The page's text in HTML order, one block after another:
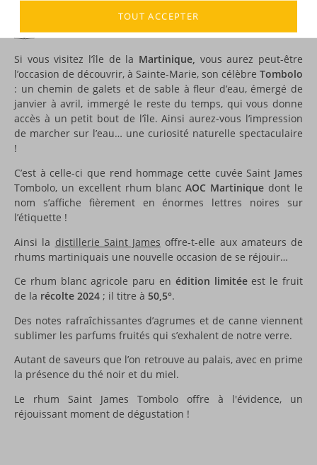
DESCRIPTION
Si vous visitez l’île de la Martinique, vous aurez peut-être
l’occasion de découvrir, à Sainte-Marie, son célèbre Tombolo
: un chemin de galets et de sable à fleur d’eau, émergé de
janvier à avril, immergé le reste du temps, qui vous donne
accès à un petit bout de l’île. Ainsi aurez-vous l’impression
de marcher sur l’eau… une curiosité naturelle spectaculaire
!
C’est à celle-ci que rend hommage cette cuvée Saint James
Tombolo, un excellent rhum blancAOC Martinique dont le
nom s’affiche fièrement en énormes lettres noires sur
l’étiquette !
Ainsi la distillerie Saint James offre-t-elle aux amateurs de
rhums martiniquais une nouvelle occasion de se réjouir…
Ce rhum blanc agricole paru en édition limitéeest le fruit
de la récolte 2024 ; il titre à 50,5°.
Des notes rafraîchissantes d’agrumes et de canne viennent
sublimer les parfums fruités qui s’exhalent de notre verre.
Autant de saveurs que l’on retrouve au palais, avec en prime
la présence du thé noir et du miel.
Le rhum Saint James Tombolo offre à l'évidence, un
réjouissant moment de dégustation !
TOUT ACCEPTER